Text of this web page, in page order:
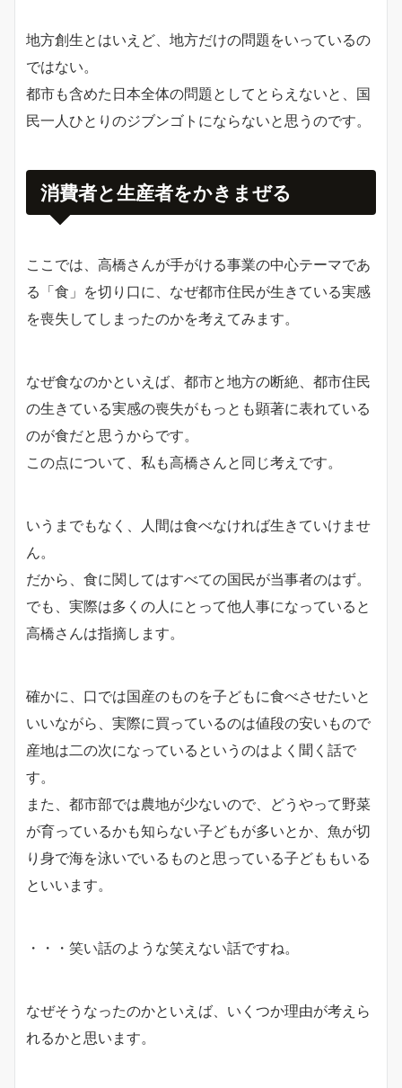
地方創生とはいえど、地方だけの問題をいっているの
ではない。
都市も含めた日本全体の問題としてとらえないと、国
民一人ひとりのジブンゴトにならないと思うのです。
消費者と生産者をかきまぜる
ここでは、高橋さんが手がける事業の中心テーマであ
る「食」を切り口に、なぜ都市住民が生きている実感
を喪失してしまったのかを考えてみます。
なぜ食なのかといえば、都市と地方の断絶、都市住民
の生きている実感の喪失がもっとも顕著に表れている
のが食だと思うからです。
この点について、私も高橋さんと同じ考えです。
いうまでもなく、人間は食べなければ生きていけませ
ん。
だから、食に関してはすべての国民が当事者のはず。
でも、実際は多くの人にとって他人事になっていると
高橋さんは指摘します。
確かに、口では国産のものを子どもに食べさせたいと
いいながら、実際に買っているのは値段の安いもので
産地は二の次になっているというのはよく聞く話で
す。
また、都市部では農地が少ないので、どうやって野菜
が育っているかも知らない子どもが多いとか、魚が切
り身で海を泳いでいるものと思っている子どももいる
といいます。
・・・笑い話のような笑えない話ですね。
なぜそうなったのかといえば、いくつか理由が考えら
れるかと思います。